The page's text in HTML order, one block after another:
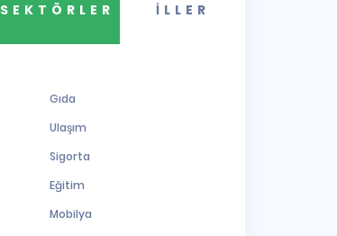
SEKTÖRLER İLLER
Gıda
Ulaşım
Sigorta
Eğitim
Mobilya